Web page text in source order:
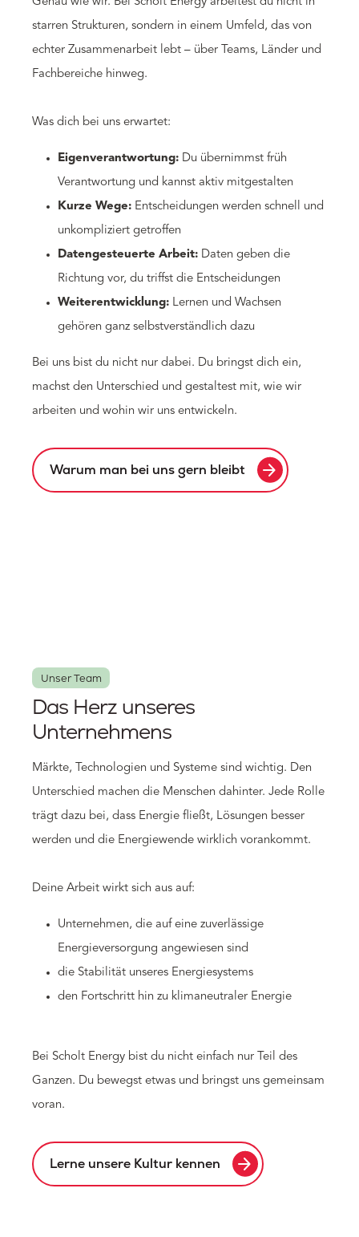
starren Strukturen, sondern in einem Umfeld, das von
echter Zusammenarbeit lebt – über Teams, Länder und
Fachbereiche hinweg.
Was dich bei uns erwartet:
Eigenverantwortung: Du übernimmst früh
Verantwortung und kannst aktiv mitgestalten
Kurze Wege: Entscheidungen werden schnell und
unkompliziert getroffen
Datengesteuerte Arbeit: Daten geben die
Richtung vor, du triffst die Entscheidungen
Weiterentwicklung: Lernen und Wachsen
gehören ganz selbstverständlich dazu
Bei uns bist du nicht nur dabei. Du bringst dich ein,
machst den Unterschied und gestaltest mit, wie wir
arbeiten und wohin wir uns entwickeln.
Warum man bei uns gern bleibt arrow_forward
Unser Team
Das Herz unseres
Unternehmens
Märkte, Technologien und Systeme sind wichtig. Den
Unterschied machen die Menschen dahinter. Jede Rolle
trägt dazu bei, dass Energie fließt, Lösungen besser
werden und die Energiewende wirklich vorankommt.
Deine Arbeit wirkt sich aus auf:
Unternehmen, die auf eine zuverlässige
Energieversorgung angewiesen sind
die Stabilität unseres Energiesystems
den Fortschritt hin zu klimaneutraler Energie
Bei Scholt Energy bist du nicht einfach nur Teil des
Ganzen. Du bewegst etwas und bringst uns gemeinsam
voran.
Lerne unsere Kultur kennen arrow_forward